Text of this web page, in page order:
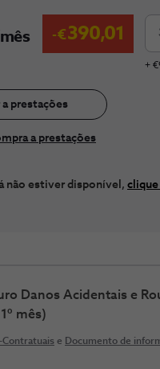
390,01
+
prestações
a prestações
não estiver disponível, clique
Danos Acidentais e
mês)
Contratuais e Documento de